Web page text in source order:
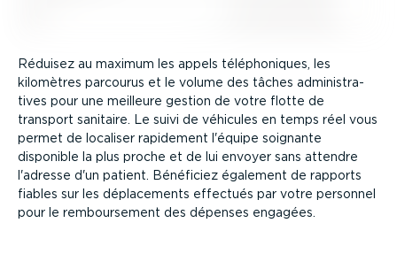
Réduisez au maximum les appels télépho­niques, les
kilomètres parcourus et le volume des tâches adminis­tra­
tives pour une meilleure gestion de votre flotte de
transport sanitaire. Le suivi de véhicules en temps réel vous
permet de localiser rapidement l'équipe soignante
disponible la plus proche et de lui envoyer sans attendre
l'adresse d'un patient. Bénéficiez également de rapports
fiables sur les dépla­ce­ments effectués par votre personnel
pour le rembour­sement des dépenses engagées.